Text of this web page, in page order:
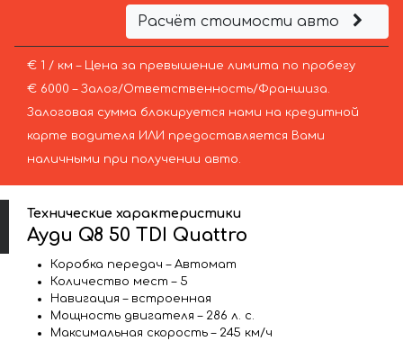
Расчёт стоимости авто
€ 1 / км – Цена за превышение лимита по пробегу
€ 6000 – Залог/Ответственность/Франшиза.
Залоговая сумма блокируется нами на кредитной
карте водителя ИЛИ предоставляется Вами
наличными при получении авто.
Технические характеристики
Ауди Q8 50 TDI Quattro
Коробка передач – Автомат
Количество мест – 5
Навигация – встроенная
Мощность двигателя – 286 л. с.
Максимальная скорость – 245 км/ч